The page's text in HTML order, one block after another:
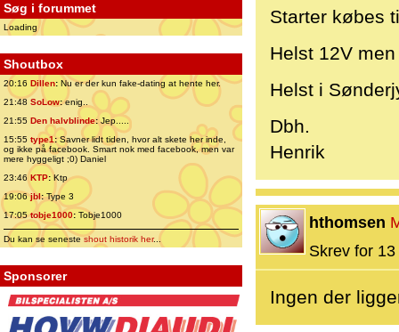
Søg i forummet
Loading
Shoutbox
20:16 Dillen: Nu er der kun fake-dating at hente her.
21:48 SoLow:enig..
21:55 Den halvblinde:Jep.....
15:55 type1:Savner lidt tiden, hvor alt skete her inde,
og ikke på facebook. Smart nok med facebook, men var
mere hyggeligt ;0) Daniel
23:46 KTP:Ktp
19:06jbl:Type 3
17:05tobje1000: Tobje1000
Du kan se senesteshout historik her...
Sponsorer
Starter købes
Helst 12V
Helst i
Dbh.
Henrik
hthomsen
Skrev for
Ingen der